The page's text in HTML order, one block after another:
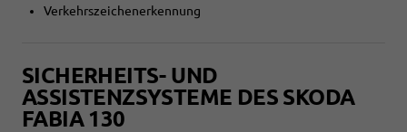
Verkehrszeichenerkennung
SICHERHEITS- UND
ASSISTENZSYSTEME DES SKODA
FABIA 130